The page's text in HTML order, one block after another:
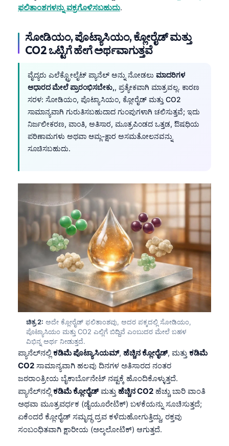
ಫಲಿತಾಂಶಗಳನ್ನು ವಕ್ರಗೊಳಿಸಬಹುದು.
ಸೋಡಿಯಂ, ಪೊಟ್ಯಾಸಿಯಂ, ಕ್ಲೋರೈಡ್ ಮತ್ತು
CO2 ಒಟ್ಟಿಗೆ ಹೇಗೆ ಅರ್ಥವಾಗುತ್ತವೆ
ವೈದ್ಯರು ಎಲೆಕ್ಟ್ರೋಲೈಟ್ ಪ್ಯಾನೆಲ್ ಅನ್ನು ನೋಡಲು ಮಾದರಿಗಳ
ಆಧಾರದ ಮೇಲೆ ಪ್ರಾರಂಭಿಸಬೇಕು,, ಪ್ರತ್ಯೇಕವಾಗಿ ಮಾತ್ರವಲ್ಲ. ಕಾರಣ
ಸರಳ: ಸೋಡಿಯಂ, ಪೊಟ್ಯಾಸಿಯಂ, ಕ್ಲೋರೈಡ್ ಮತ್ತು CO2
ಸಾಮಾನ್ಯವಾಗಿ ಗುರುತಿಸಬಹುದಾದ ಗುಂಪುಗಳಾಗಿ ಚಲಿಸುತ್ತವೆ; ಇದು
ನಿರ್ಜಲೀಕರಣ, ವಾಂತಿ, ಅತಿಸಾರ, ಮೂತ್ರಪಿಂಡದ ಒತ್ತಡ, ಔಷಧಿಯ
ಪರಿಣಾಮಗಳು ಅಥವಾ ಆಮ್ಲ-ಕ್ಷಾರ ಅಸಮತೋಲನವನ್ನು
ಸೂಚಿಸಬಹುದು.
ಚಿತ್ರ 2: ಅದೇ ಕ್ಲೋರೈಡ್ ಫಲಿತಾಂಶವು, ಅದರ ಪಕ್ಕದಲ್ಲಿ ಸೋಡಿಯಂ,
ಪೊಟ್ಯಾಸಿಯಂ ಮತ್ತು CO2 ಎಲ್ಲಿಗೆ ಬಿದ್ದಿವೆ ಎಂಬುದರ ಮೇಲೆ ಬಹಳ
ವಿಭಿನ್ನ ಅರ್ಥ ನೀಡುತ್ತದೆ.
ಪ್ಯಾನೆಲ್‌ನಲ್ಲಿ ಕಡಿಮೆ ಪೊಟ್ಯಾಸಿಯಮ್, ಹೆಚ್ಚಿನ ಕ್ಲೋರೈಡ್, ಮತ್ತು ಕಡಿಮೆ
CO2 ಸಾಮಾನ್ಯವಾಗಿ ಹಲವು ದಿನಗಳ ಅತಿಸಾರದ ನಂತರ
ಜಠರಾಂತ್ರೀಯ ಬೈಕಾರ್ಬೊನೇಟ್ ನಷ್ಟಕ್ಕೆ ಹೊಂದಿಕೊಳ್ಳುತ್ತದೆ.
ಪ್ಯಾನೆಲ್‌ನಲ್ಲಿ ಕಡಿಮೆ ಕ್ಲೋರೈಡ್ಮತ್ತು ಹೆಚ್ಚಿನ CO2 ಹೆಚ್ಚು ಬಾರಿ ವಾಂತಿ
ಅಥವಾ ಮೂತ್ರವರ್ಧಕ (ಡೈಯೂರೇಟಿಕ್) ಬಳಕೆಯನ್ನು ಸೂಚಿಸುತ್ತದೆ;
ಏಕೆಂದರೆ ಕ್ಲೋರೈಡ್ ಸಮೃದ್ಧ ದ್ರವ ಕಳೆದುಹೋಗುತ್ತಿದ್ದು, ರಕ್ತವು
ಸಂಬಂಧಿತವಾಗಿ ಕ್ಷಾರೀಯ (ಅಲ್ಕಲೋಟಿಕ್) ಆಗುತ್ತದೆ.